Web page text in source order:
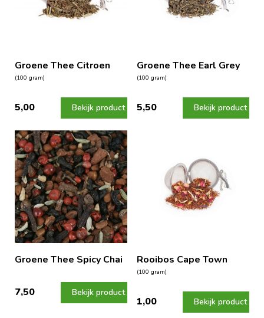
Groene Thee Citroen
(100 gram)
5,00 Bekijk product
Groene Thee Earl Grey
(100 gram)
5,50 Bekijk product
Groene Thee Spicy Chai
7,50 Bekijk product
Rooibos Cape Town
(100 gram)
1,00 Bekijk product